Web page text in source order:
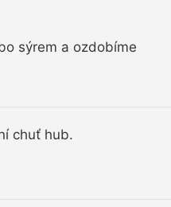
sýrem a ozdobíme
chuť hub.